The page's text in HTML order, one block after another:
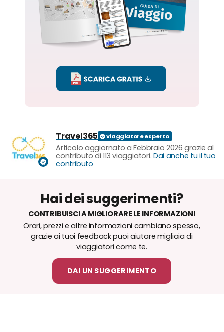
Travel365
Articolo aggiornato a Febbraio 2026 grazie al
contributo di 113 viaggiatori. Dai anche tu il tuo
contributo
Hai dei suggerimenti?
CONTRIBUISCI A MIGLIORARE LE INFORMAZIONI
Orari, prezzi e altre informazioni cambiano spesso,
grazie ai tuoi feedback puoi aiutare migliaia di
viaggiatori come te.
DAI UN SUGGERIMENTO